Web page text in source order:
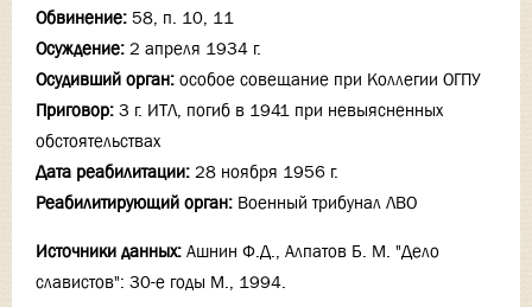
Обвинение: 58, п. 10, 11
Осуждение: 2 апреля 1934 г.
Осудивший орган: особое совещание при Коллегии ОГПУ
Приговор: 3 г. ИТЛ, погиб в 1941 при невыясненных
обстоятельствах
Дата реабилитации: 28 ноября 1956 г.
Реабилитирующий орган: Военный трибунал ЛВО
Источники данных: Ашнин Ф.Д., Алпатов Б. М. "Дело
славистов": 30-е годы М., 1994.